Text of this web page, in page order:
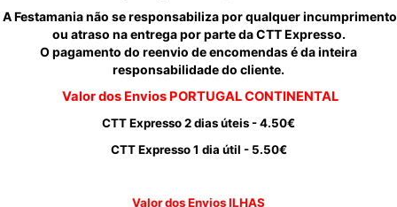
A Festamania não se responsabiliza por qualquer incumprimento
ou atraso na entrega por parte da CTT Expresso.
O pagamento do reenvio de encomendas é da inteira
responsabilidade do cliente.
Valor dos Envios PORTUGAL CONTINENTAL
CTT Expresso 2 dias úteis - 4.50€
CTT Expresso 1 dia útil - 5.50€
Valor dos Envios ILHAS